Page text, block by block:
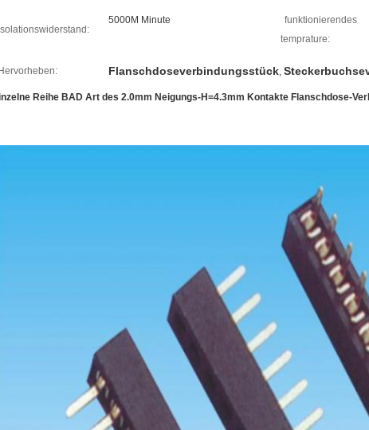
Isolationswiderstand:
5000M Minute
funktionierendes
temprature:
Hervorheben: Flanschdoseverbindungsstück,
Reihe BAD Art des 2.0mm Neigungs-H=4.3mm Kontakte Flanschdose-